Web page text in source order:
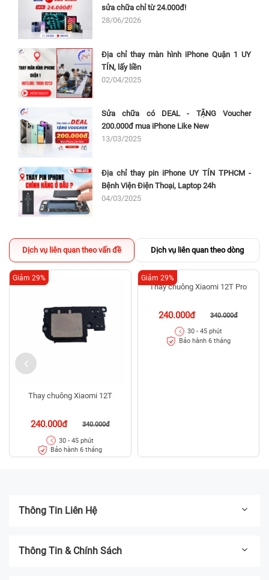
sửa chữa chỉ từ 24.000đ!
28/06/2026
Địa chỉ thay màn hình iPhone Quận 1 UY
TÍN, lấy liền
02/04/2025
Sửa chữa có DEAL - TẶNG Voucher
200.000đ mua iPhone Like New
13/03/2025
Địa chỉ thay pin iPhone UY TÍN TPHCM -
Bệnh Viện Điện Thoại, Laptop 24h
04/03/2025
Dịch vụ liên quan theo vấn đề Dịch vụ liên quan theo dòng
Thay chuông Xiaomi 12T
240.000đ 340.000đ
Giảm 29%
30 - 45 phút
Bảo hành 6 tháng
Thay chuông Xiaomi 12T Pro
240.000đ 340.000đ
Giảm 29%
30 - 45 phút
Bảo hành 6 tháng
Thông Tin Liên Hệ
Thông Tin & Chính Sách